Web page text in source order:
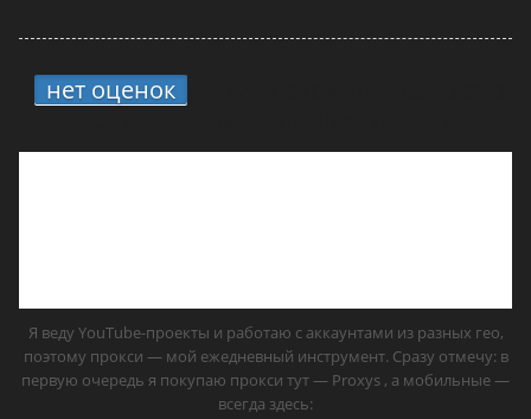
нет оценок
Я веду YouTube-проекты и работаю с аккаунтами из разных гео,
поэтому прокси — мой ежедневный инструмент. Сразу отмечу: в
первую очередь я покупаю прокси тут — Proxys , а мобильные —
всегда здесь: